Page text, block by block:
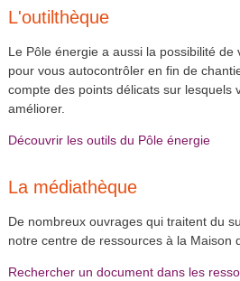
L'outilthèque
Le Pôle énergie a aussi la possibilité
pour vous autocontrôler en fin de
compte des points délicats sur lesquels
améliorer.
Découvrir les outils du Pôle énergie
La médiathèque
De nombreux ouvrages qui traitent du
notre centre de ressources à la Maison
Rechercher un document dans les